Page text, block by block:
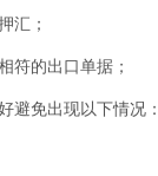
汇；
符的出口单据；
避免出现以下情况